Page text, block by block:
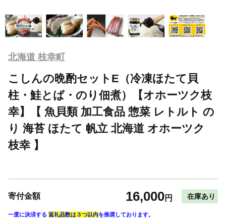
北海道 枝幸町
こしんの晩酌セットE（冷凍ほたて貝
柱・鮭とば・のり佃煮）【オホーツク枝
幸】【 魚貝類 加工食品 惣菜 レトルト の
り 海苔 ほたて 帆立 北海道 オホーツク
枝幸 】
寄付金額 16,000円 在庫あり
一度に決済する 返礼品数は３つ以内を推奨しております。